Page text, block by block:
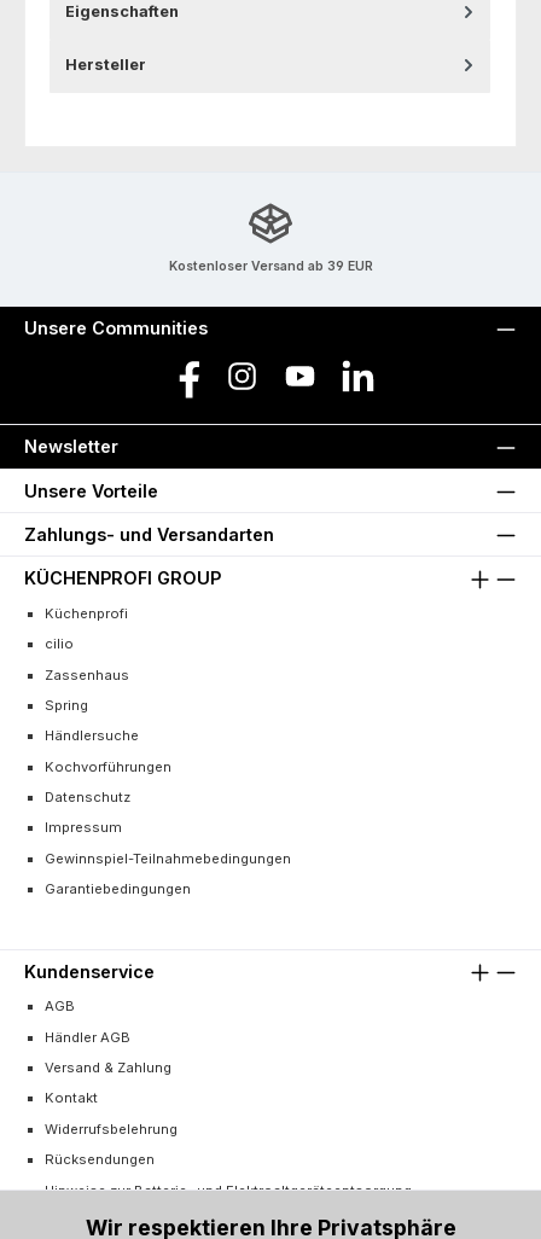
Eigenschaften
Hersteller
Kostenloser Versand ab 39 EUR
Unsere Communities
Facebook Instagram YouTube LinkedIn
Newsletter
Unsere Vorteile
Zahlungs- und Versandarten
KÜCHENPROFI GROUP
Küchenprofi
cilio
Zassenhaus
Spring
Händlersuche
Kochvorführungen
Datenschutz
Impressum
Gewinnspiel-Teilnahmebedingungen
Garantiebedingungen
Kundenservice
AGB
Händler AGB
Versand & Zahlung
Kontakt
Widerrufsbelehrung
Rücksendungen
Hinweise zur Batterie- und Elektroaltgeräteentsorgung
Cookie-Einstellungen
Wir respektieren Ihre Privatsphäre